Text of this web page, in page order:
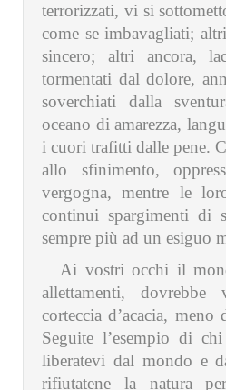
terrorizzati, vi si
come se imbavagliati;
sincero; altri ancora,
tormentati dal dolore,
soverchiati dalla
oceano di amarezza,
i cuori trafitti dalle pene.
allo sfinimento,
vergogna, mentre le
continui spargimenti di
sempre più ad un esiguo
Ai vostri occhi il
allettamenti, dovrebbe
corteccia d’acacia, meno
Seguite l’esempio di
liberatevi dal mondo e
rifiutatene la natura